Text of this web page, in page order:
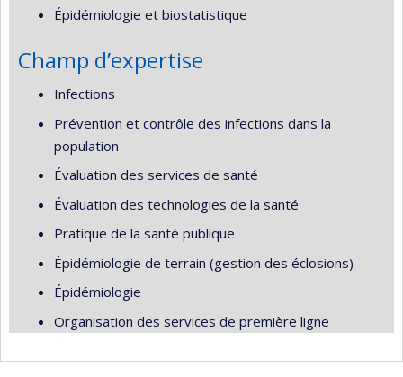
Épidémiologie et biostatistique
Champ d’expertise
Infections
Prévention et contrôle des infections dans la
population
Évaluation des services de santé
Évaluation des technologies de la santé
Pratique de la santé publique
Épidémiologie de terrain (gestion des éclosions)
Épidémiologie
Organisation des services de première ligne